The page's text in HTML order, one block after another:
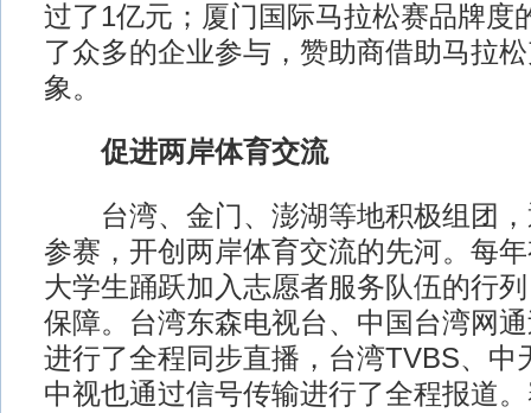
过了1亿元；厦门国际马拉松赛品牌度
了众多的企业参与，赞助商借助马拉
象。
促进两岸体育交流
台湾、金门、澎湖等地积极组团，
参赛，开创两岸体育交流的先河。每
大学生踊跃加入志愿者服务队伍的行
保障。台湾东森电视台、中国台湾网
进行了全程同步直播，台湾TVBS、中
中视也通过信号传输进行了全程报道